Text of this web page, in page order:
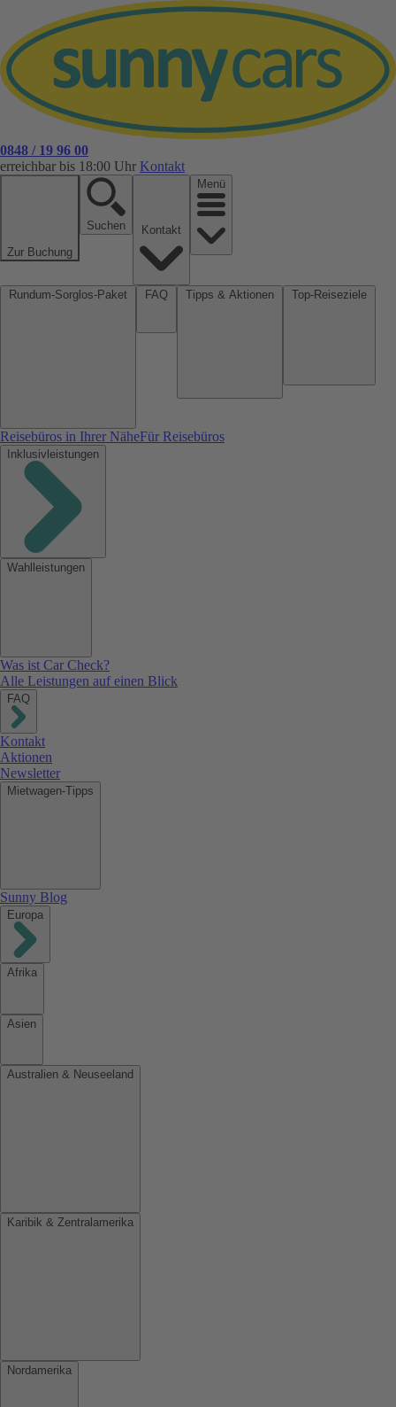
0848 / 19 96 00
erreichbar bis 18:00 Uhr Kontakt
Zur Buchung
Suchen
Menü
Reisebüros in Ihrer NäheFür Reisebüros
Inklusivleistungen
Wahlleistungen
Was ist Car Check?
Alle Leistungen auf einen Blick
FAQ
Kontakt
Aktionen
Newsletter
Mietwagen-Tipps
Sunny Blog
Europa
Afrika
Asien
Australien & Neuseeland
Karibik & Zentralamerika
Nordamerika